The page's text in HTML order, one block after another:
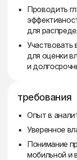
Проводить
для
Участвовать
для оценки
и
требования
Опыт в
Уверенное
Понимание
мобильной и